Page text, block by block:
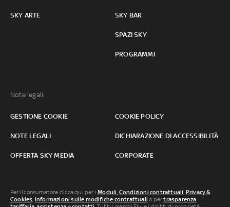
SKY ARTE SKY BAR
SPAZI SKY
PROGRAMMI
Note legali:
GESTIONE COOKIE COOKIE POLICY
NOTE LEGALI DICHIARAZIONE DI ACCESSIBILITÀ
OFFERTA SKY MEDIA CORPORATE
Per il consumatore clicca qui per iModuli, Condizioni contrattuali Privacy &
Cookies informazioni sulle modifiche contrattuali o pertrasparenza